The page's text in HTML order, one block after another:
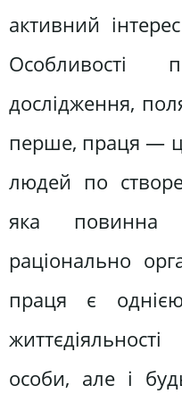
активний
Особливості
дослідження,
перше, праця —
людей по
яка повинна
раціонально
праця є
особи, але і